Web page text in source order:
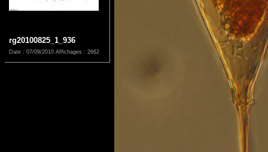
rg20100825_1_936
Date : 07/09/2010 Affichages : 2662